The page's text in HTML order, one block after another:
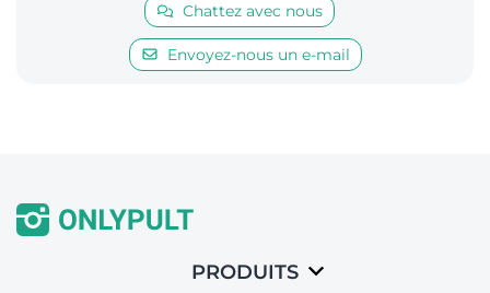
Chattez avec nous
Envoyez-nous un e-mail
PRODUITS